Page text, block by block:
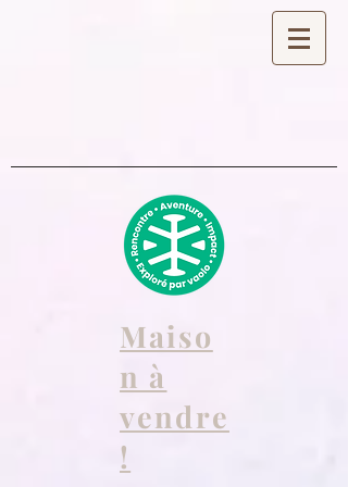
Maiso
n à
vendre
!